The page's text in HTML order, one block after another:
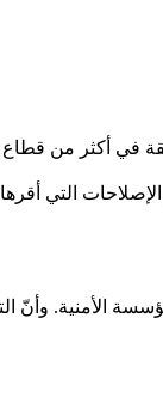
في أكثر من
التي
الأمنية. وأنّ